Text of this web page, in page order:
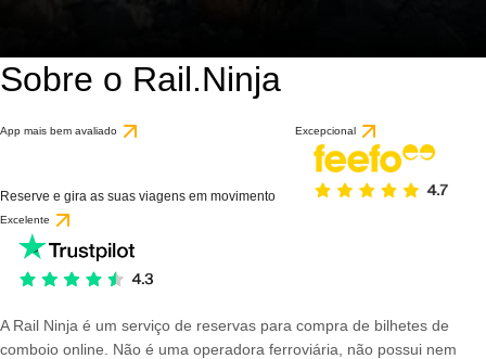
Sobre o Rail.Ninja
App mais bem avaliado
Reserve e gira as suas viagens em movimento
Excepcional
Excelente
A Rail Ninja é um serviço de reservas para compra de bilhetes de
comboio online. Não é uma operadora ferroviária, não possui nem